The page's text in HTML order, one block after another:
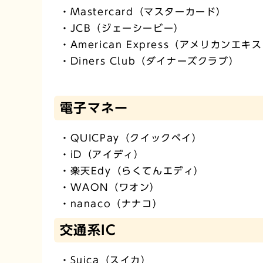
・Mastercard（マスターカード）
・JCB（ジェーシービー）
・American Express（アメリカンエキス
・Diners Club（ダイナーズクラブ）
電子マネー
・QUICPay（クイックペイ）
・iD（アイディ）
・楽天Edy（らくてんエディ）
・WAON（ワオン）
・nanaco（ナナコ）
交通系IC
・Suica（スイカ）